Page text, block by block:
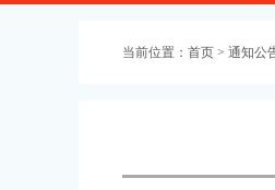
当前位置： 首页 > 通知公